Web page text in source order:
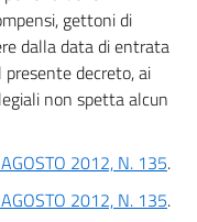
gettoni di
dalla data di entrata
decreto, ai
non spetta alcun
2012, N. 135.
2012, N. 135.